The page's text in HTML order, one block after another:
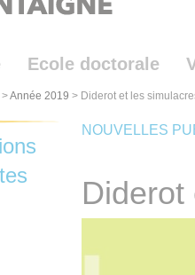
Ecole doctorale
>Année 2019 > Diderot et les
NOUVELLES